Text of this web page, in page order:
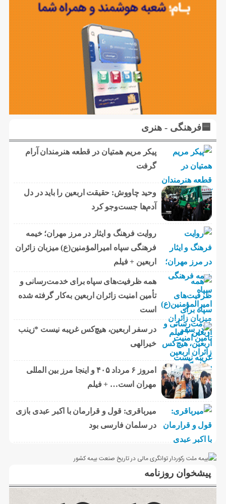
🟦فرهنگی - هنری
پیکر مریم همتیان در قطعه هنرمندان آرام
گرفت
وحید چاووش: حقیقت اربعین را باید در دل
آدم‌ها جست‌وجو کرد
روایت فرهنگ و ایثار در مرز مهران؛ خیمه
فرهنگی سپاه امیرالمؤمنین(ع) میزبان زائران
اربعین + فیلم
همه ظرفیت‌های سپاه برای خدمت‌رسانی و
تأمین امنیت زائران اربعین به‌کار گرفته شده
است
در سفر اربعین، هیچ‌کس غریبه نیست *زینب
خیرالهی
امروز ۶ مرداد ۴۰۵ و اینجا مرز بین المللی
مهران است… + فیلم
میرباقری: قول و قرارمان با اکبر عبدی بازی
در سلمان فارسی بود
پیشخوان روزنامه